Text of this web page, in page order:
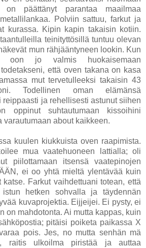
päättänyt parantaa maailmaa
Polviin sattuu, farkut ja
kurassa. Kipin kapin takaisin kotiin.
teinityttösillä tuntuu olevan
mun rähjääntyneen lookin. Kun
oon jo valmis huokaisemaan
että oven takana on kasa
mut tervetulleeksi takaisin 43
Todellinen oman elämänsä
reippaasti ja rehellisesti astunut siihen
oppinut suhtautumaan kissoihini
varautumaan about kaikkeen.
kuulen kiukkuista oven raapimista.
mua vaatehuoneen lattialla; oli
piilottamaan itsensä vaatepinojen
ei oo yhtä mieltä ylentävää kuin
katse. Farkut vaihdettuani totean, että
hetken sohvalla ja täydennän
kuvaprojektia. Eijjeijei. Ei pysty, ei
on mahdotonta. Ai mutta kappas, kuin
pitäisi poiketa paikassa X
pois. Jes, no mutta senhän mä
raitis ulkoilma piristää ja auttaa